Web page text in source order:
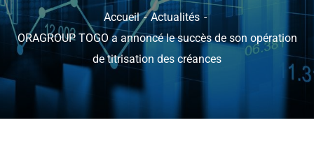
Accueil
Actualités
ORAGROUP TOGO a annoncé le succès de son opération
de titrisation des créances